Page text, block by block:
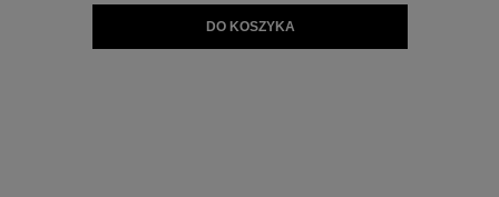
DO KOSZYKA